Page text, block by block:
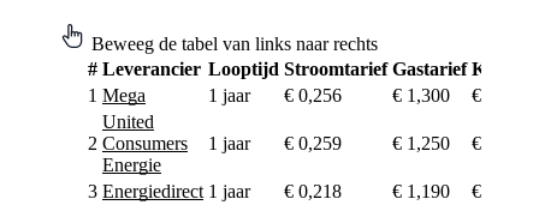
Beweeg de tabel van links naar rechts
# Leverancier Looptijd Stroomtarief Gastarief Korting
1 Mega 1 jaar € 0,256 € 1,300 € 466
2
United
Consumers
Energie
1 jaar € 0,259 € 1,250 € 345
3 Energiedirect 1 jaar € 0,218 € 1,190
€ 100